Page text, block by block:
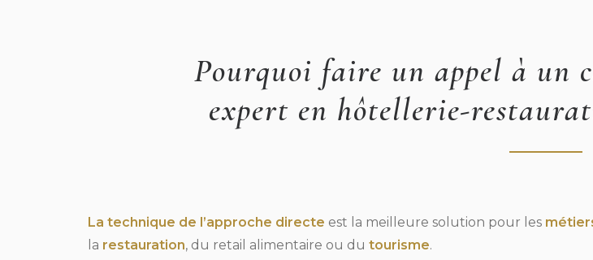
Pourquoi faire un appel à un
expert en hôtellerie-
La technique de l’approche directe est la meilleure solution pour les
la restauration, du retail alimentaire ou du tourisme.